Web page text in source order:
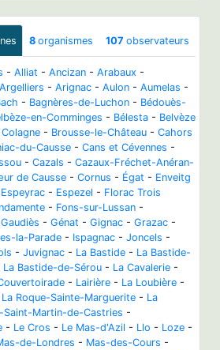
8 organismes 107 observateurs
- Alliat - Ancizan - Arabaux -
Argelliers - Arignac - Aulon - Aumelas -
- Bagnères-de-Luchon - Bédouès-
en-Comminges - Bélesta - Belvèze
- Brousse-le-Château - Cahors
du-Causse - Cans et Cévennes -
- Cazals - Cazaux-Fréchet-Anéran-
de Causse - Cornus - Égat - Enveitg
Espeyrac - Espezel - Florac Trois
- Fons-sur-Lussan -
Gaudiès - Génat - Gignac - Grazac -
la-Parade - Ispagnac - Joncels -
- Juvignac - La Bastide - La Bastide-
La Bastide-de-Sérou - La Cavalerie -
- Lairière - La Loubière -
La Roque-Sainte-Marguerite - La
Saint-Martin-de-Castries -
- Le Cros - Le Mas-d'Azil - Llo - Loze -
de-Londres - Mas-des-Cours -